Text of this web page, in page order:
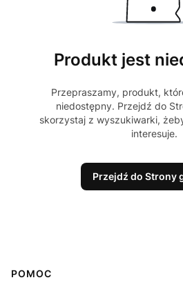
Produkt jest
Przepraszamy, produkt,
niedostępny. Przejdź do
skorzystaj z wyszukiwarki,
interesuje.
Przejdź do Strony
Linki w stopce
POMOC